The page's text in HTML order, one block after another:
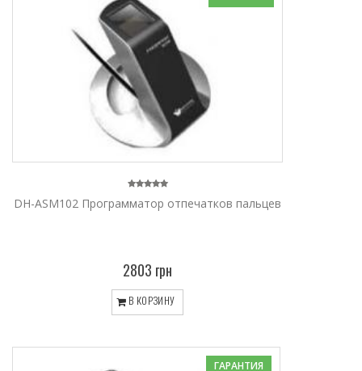
DH-ASM102 Программатор отпечатков пальцев
2803 грн
В КОРЗИНУ
ГАРАНТИЯ